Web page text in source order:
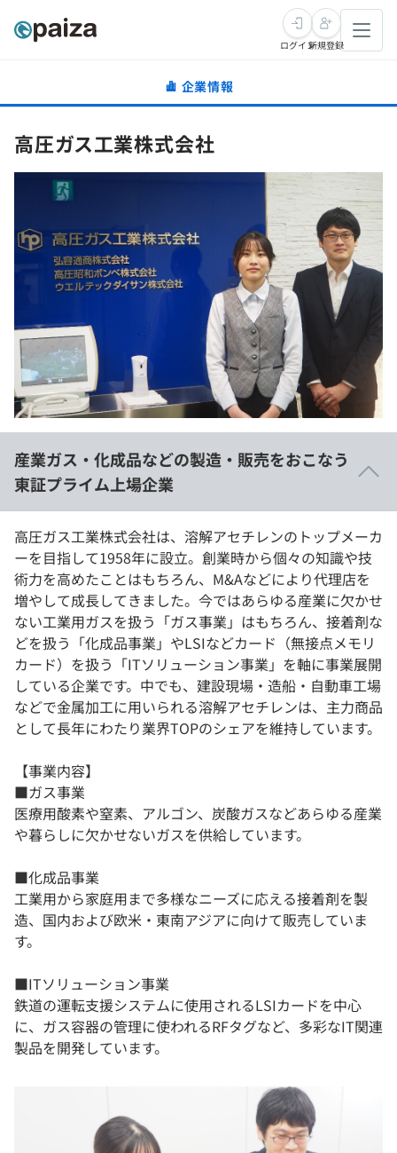
求人検索
インタビュー
転職成功ガイド
転職エージェント
未経験転職
求人検索
転職成功ガイド
新卒就活
本選考
新卒エージェント
イベント・セミナー
インタビュー
講座一覧
4択課題
ナレッジ
個人向けプラン
法人向けプラン
学校向けプラン
契約内容・クーポン
スキルチェック
評価結果一覧
再チャレンジ結果一覧
メディア
Tech Team Journal
paiza times
note
paizaとは？
ログイン新規登録
企業情報
高圧ガス工業株式会社
産業ガス・化成品などの製造・販売をおこなう
東証プライム上場企業
高圧ガス工業株式会社は、溶解アセチレンのトップメーカ
ーを目指して1958年に設立。創業時から個々の知識や技
術力を高めたことはもちろん、M&Aなどにより代理店を
増やして成長してきました。今ではあらゆる産業に欠かせ
ない工業用ガスを扱う「ガス事業」はもちろん、接着剤な
どを扱う「化成品事業」やLSIなどカード（無接点メモリ
カード）を扱う「ITソリューション事業」を軸に事業展開
している企業です。中でも、建設現場・造船・自動車工場
などで金属加工に用いられる溶解アセチレンは、主力商品
として長年にわたり業界TOPのシェアを維持しています。
【事業内容】
■ガス事業
医療用酸素や窒素、アルゴン、炭酸ガスなどあらゆる産業
や暮らしに欠かせないガスを供給しています。
■化成品事業
工業用から家庭用まで多様なニーズに応える接着剤を製
造、国内および欧米・東南アジアに向けて販売していま
す。
■ITソリューション事業
鉄道の運転支援システムに使用されるLSIカードを中心
に、ガス容器の管理に使われるRFタグなど、多彩なIT関連
製品を開発しています。